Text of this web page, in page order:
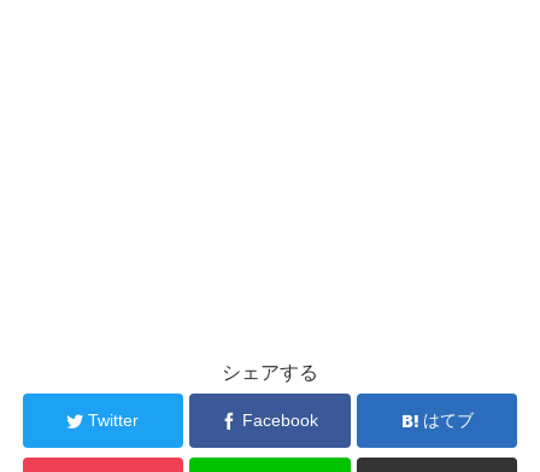
シェアする
Twitter Facebook はてブ